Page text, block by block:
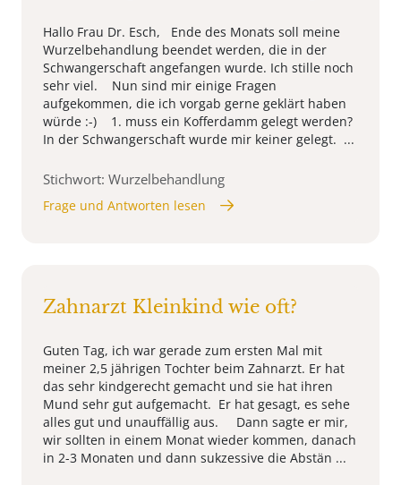
Hallo Frau Dr. Esch, Ende des Monats soll meine
Wurzelbehandlung beendet werden, die in der
Schwangerschaft angefangen wurde. Ich stille noch
sehr viel. Nun sind mir einige Fragen
aufgekommen, die ich vorgab gerne geklärt haben
würde :-) 1. muss ein Kofferdamm gelegt werden?
In der Schwangerschaft wurde mir keiner gelegt. ...
Stichwort: Wurzelbehandlung
Frage und Antworten lesen
Zahnarzt Kleinkind wie oft?
Guten Tag, ich war gerade zum ersten Mal mit
meiner 2,5 jährigen Tochter beim Zahnarzt. Er hat
das sehr kindgerecht gemacht und sie hat ihren
Mund sehr gut aufgemacht. Er hat gesagt, es sehe
alles gut und unauffällig aus. Dann sagte er mir,
wir sollten in einem Monat wieder kommen, danach
in 2-3 Monaten und dann sukzessive die Abstän ...